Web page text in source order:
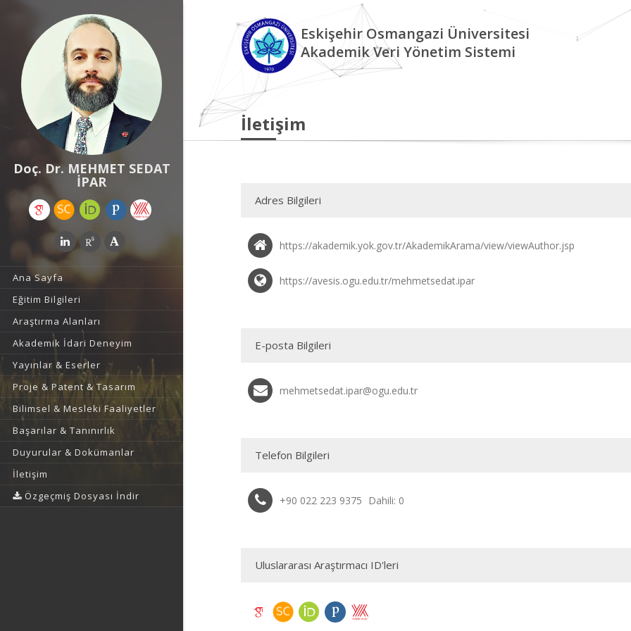
Doç. Dr. MEHMET SEDAT
İPAR
Ana Sayfa
Eğitim Bilgileri
Araştırma Alanları
Akademik İdari Deneyim
Yayınlar & Eserler
Proje & Patent & Tasarım
Bilimsel & Mesleki Faaliyetler
Başarılar & Tanınırlık
Duyurular & Dokümanlar
İletişim
Özgeçmiş Dosyası İndir
Eskişehir Osmangazi Üniversitesi
Akademik Veri Yönetim Sistemi
İletişim
Adres Bilgileri
https://akademik.yok.gov.tr/AkademikArama/view/viewAuthor.jsp
https://avesis.ogu.edu.tr/mehmetsedat.ipar
E-posta Bilgileri
mehmetsedat.ipar@ogu.edu.tr
Telefon Bilgileri
+90 022 223 9375 Dahili: 0
Uluslararası Araştırmacı ID'leri